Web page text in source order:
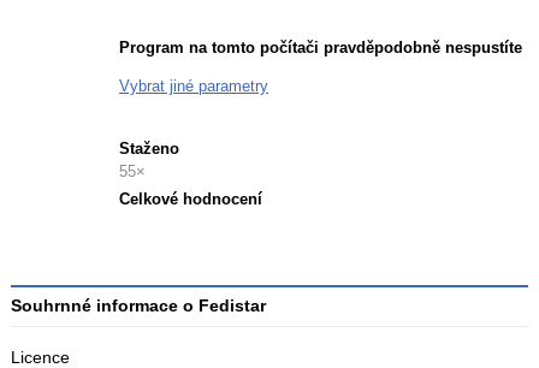
Program na tomto počítači pravděpodobně nespustíte
Vybrat jiné parametry
Staženo
55×
Celkové hodnocení
Souhrnné informace o Fedistar
Licence